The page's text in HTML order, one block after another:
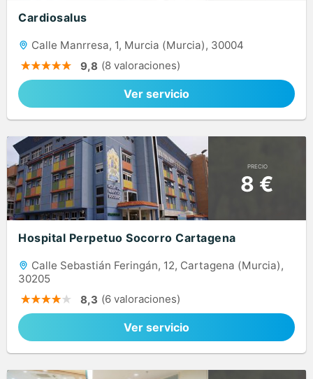
Cardiosalus
Calle Manrresa, 1, Murcia (Murcia), 30004
9,8 (8 valoraciones)
Ver servicio
PRECIO
8 €
Hospital Perpetuo Socorro Cartagena
Calle Sebastián Feringán, 12, Cartagena (Murcia),
30205
8,3 (6 valoraciones)
Ver servicio